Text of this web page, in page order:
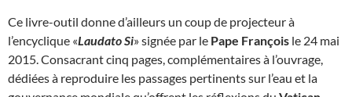
Ce livre-outil donne d’ailleurs un coup de projecteur à
l’encyclique «Laudato Si» signée par le Pape François le 24 mai
2015. Consacrant cinq pages, complémentaires à l’ouvrage,
dédiées à reproduire les passages pertinents sur l’eau et la